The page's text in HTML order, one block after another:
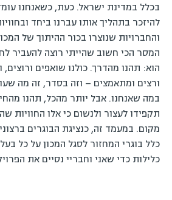
בכלל במדינת ישראל. כעת, כשאנחנו
להיזכר בתהליך אותו עברנו ביחד
והחברויות שנוצרו בכור ההיתוך של
המסר הכי חשוב שהייתי רוצה להעביר
הוא: תהנו מהדרך. כולנו שואפים ורוצים,
ורצים ומתאמצים – וזה בסדר, זה מה
במה שאנחנו. אבל יותר מהכל, תהנו
תקפידו לעצור ולנשום כי אלו החוויות
מקום. במעמד זה, כנציגת הבוגרים
כלל בוגרי המחזור לסגל המכון על כל
כלילות כדי שאני וחבריי נסיים את